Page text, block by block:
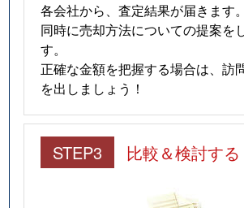
各会社から、査定結果が届きます。
同時に売却方法についての提案を
す。
正確な金額を把握する場合は、訪
を出しましょう！
STEP3 比較＆検討する